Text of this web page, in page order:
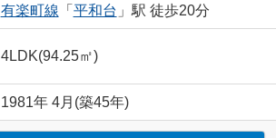
有楽町線 「 平和台 」駅 徒歩20分
4LDK(94.25㎡)
1981年 4月(築45年)